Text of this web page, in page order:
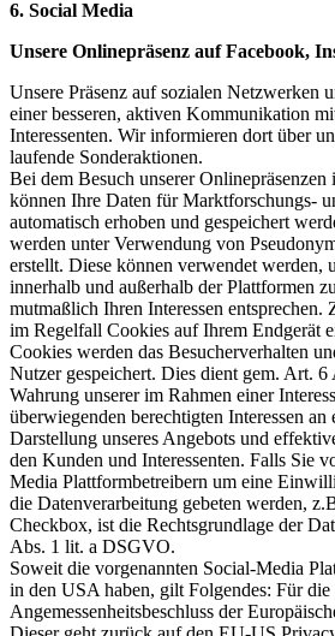
6. Social Media
Unsere Onlinepräsenz auf Facebook,
Unsere Präsenz auf sozialen Netzwerken
einer besseren, aktiven Kommunikation
Interessenten. Wir informieren dort über
laufende Sonderaktionen.
Bei dem Besuch unserer Onlinepräsenzen
können Ihre Daten für Marktforschungs-
automatisch erhoben und gespeichert
werden unter Verwendung von
erstellt. Diese können verwendet werden,
innerhalb und außerhalb der Plattformen
mutmaßlich Ihren Interessen entsprechen.
im Regelfall Cookies auf Ihrem Endgerät
Cookies werden das Besucherverhalten
Nutzer gespeichert. Dies dient gem. Art.
Wahrung unserer im Rahmen einer
überwiegenden berechtigten Interessen an
Darstellung unseres Angebots und
den Kunden und Interessenten. Falls Sie
Media Plattformbetreibern um eine
die Datenverarbeitung gebeten werden,
Checkbox, ist die Rechtsgrundlage der
Abs. 1 lit. a DSGVO.
Soweit die vorgenannten Social-Media
in den USA haben, gilt Folgendes: Für
Angemessenheitsbeschluss der